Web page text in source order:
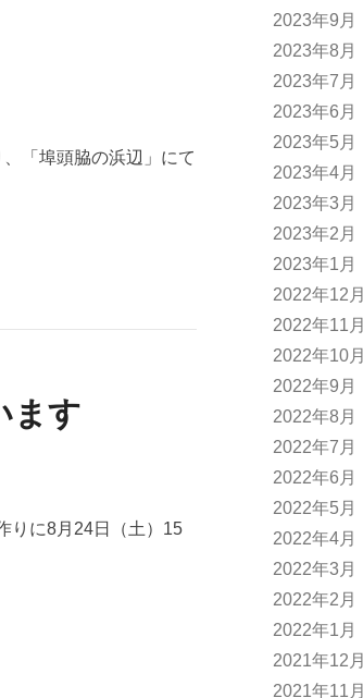
「埠頭脇の浜辺」にて
ます
りに8月24日（土）15
2023年9月
2023年8月
2023年7月
2023年6月
2023年5月
2023年4月
2023年3月
2023年2月
2023年1月
2022年12月
2022年11月
2022年10月
2022年9月
2022年8月
2022年7月
2022年6月
2022年5月
2022年4月
2022年3月
2022年2月
2022年1月
2021年12月
2021年11月